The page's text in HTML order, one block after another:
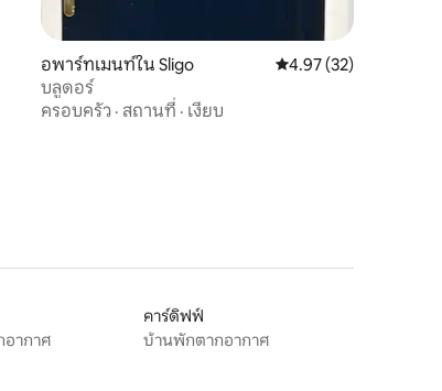
อพาร์ทเมนท์ใน Sligo คะแนนเฉลี่ย 4.97 จาก
4.97 (32)
บลูดอร์
ครอบครัว · สถานที่ · เงียบ
ากาศ
คาร์ดิฟฟ์
บ้านพักตากอากาศ